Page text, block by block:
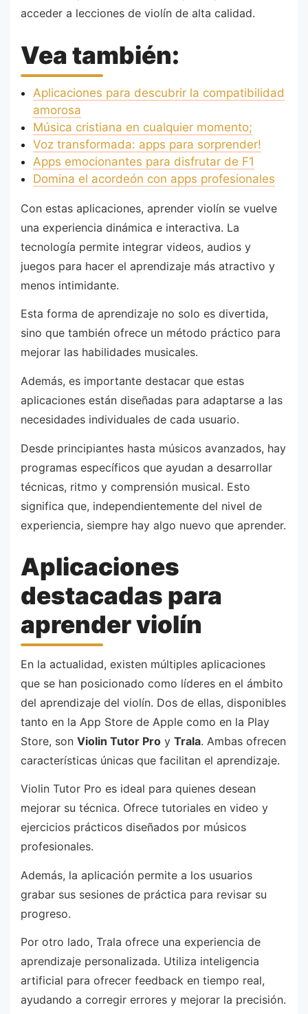
acceder a lecciones de violín de alta calidad.
Vea también:
Aplicaciones para descubrir la compatibilidad
amorosa
Música cristiana en cualquier momento;
Voz transformada: apps para sorprender!
Apps emocionantes para disfrutar de F1
Domina el acordeón con apps profesionales
Con estas aplicaciones, aprender violín se vuelve
una experiencia dinámica e interactiva. La
tecnología permite integrar videos, audios y
juegos para hacer el aprendizaje más atractivo y
menos intimidante.
Esta forma de aprendizaje no solo es divertida,
sino que también ofrece un método práctico para
mejorar las habilidades musicales.
Además, es importante destacar que estas
aplicaciones están diseñadas para adaptarse a las
necesidades individuales de cada usuario.
Desde principiantes hasta músicos avanzados, hay
programas específicos que ayudan a desarrollar
técnicas, ritmo y comprensión musical. Esto
significa que, independientemente del nivel de
experiencia, siempre hay algo nuevo que aprender.
Aplicaciones
destacadas para
aprender violín
En la actualidad, existen múltiples aplicaciones
que se han posicionado como líderes en el ámbito
del aprendizaje del violín. Dos de ellas, disponibles
tanto en la App Store de Apple como en la Play
Store, son Violin Tutor Pro y Trala. Ambas ofrecen
características únicas que facilitan el aprendizaje.
Violin Tutor Pro es ideal para quienes desean
mejorar su técnica. Ofrece tutoriales en video y
ejercicios prácticos diseñados por músicos
profesionales.
Además, la aplicación permite a los usuarios
grabar sus sesiones de práctica para revisar su
progreso.
Por otro lado, Trala ofrece una experiencia de
aprendizaje personalizada. Utiliza inteligencia
artificial para ofrecer feedback en tiempo real,
ayudando a corregir errores y mejorar la precisión.